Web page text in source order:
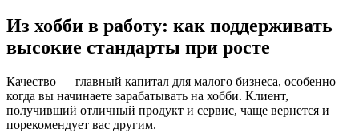
Из хобби в работу: как поддерживать
высокие стандарты при росте
Качество — главный капитал для малого бизнеса, особенно
когда вы начинаете зарабатывать на хобби. Клиент,
получивший отличный продукт и сервис, чаще вернется и
порекомендует вас другим.